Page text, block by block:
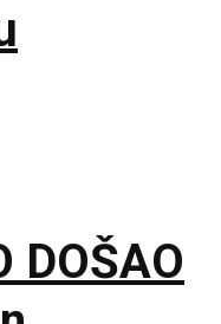
DOŠAO